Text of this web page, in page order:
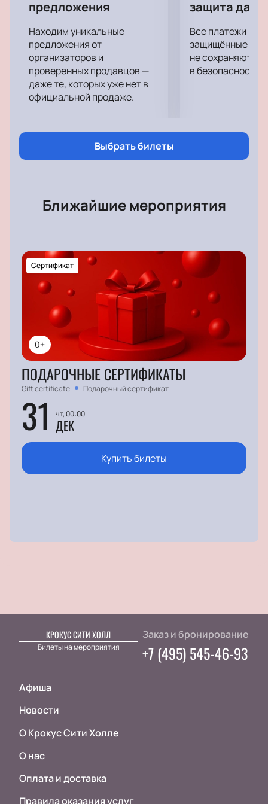
предложения
Находим уникальные
предложения от
организаторов и
проверенных продавцов —
даже те, которых уже нет в
официальной продаже.
защита
Все платежи
защищённые
не сохраняются
в безопасности.
Выбрать билеты
Ближайшие мероприятия
0+
Сертификат
ПОДАРОЧНЫЕ СЕРТИФИКАТЫ
Gift certificate Подарочный сертификат
31 чт, 00:00
ДЕК
Купить билеты
КРОКУС СИТИ ХОЛЛ
Билеты на мероприятия
Афиша
Новости
О Крокус Сити Холле
О нас
Оплата и доставка
Правила оказания услуг
Заказ и бронирование
+7 (495) 545-46-93